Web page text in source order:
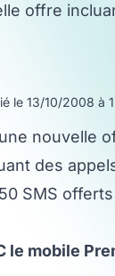
offre
le 13/10/2008 à
nouvelle
des
SMS
le mobile